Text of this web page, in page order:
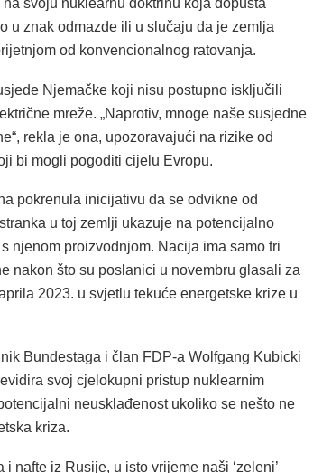
svoju nuklearnu doktrinu koja dopušta
u znak odmazde ili u slučaju da je zemlja
od konvencionalnog ratovanja.
Njemačke koji nisu postupno isključili
mreže. „Naprotiv, mnoge naše susjedne
rekla je ona, upozoravajući na rizike od
bi mogli pogoditi cijelu Evropu.
pokrenula inicijativu da se odvikne od
u toj zemlji ukazuje na potencijalno
njenom proizvodnjom. Nacija ima samo tri
nakon što su poslanici u novembru glasali za
2023. u svjetlu tekuće energetske krize u
Bundestaga i član FDP-a Wolfgang Kubicki
svoj cjelokupni pristup nuklearnim
neusklađenost ukoliko se nešto ne
kriza.
nafte iz Rusije, u isto vrijeme naši ‘zeleni’